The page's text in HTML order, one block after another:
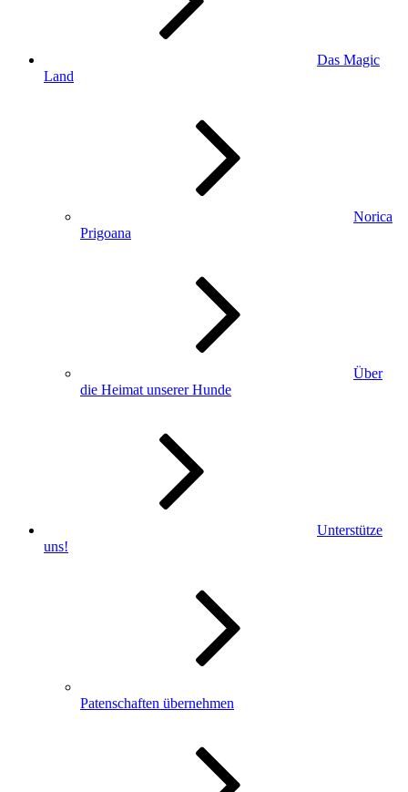
Das Magic
Land
Norica
Prigoana
Über
die Heimat unserer Hunde
Unterstütze
uns!
Patenschaften übernehmen